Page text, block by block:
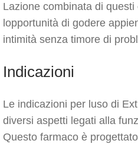
Lazione combinata di
lopportunità di godere
intimità senza timore di
Indicazioni
Le indicazioni per luso di
diversi aspetti legati alla
Questo farmaco è